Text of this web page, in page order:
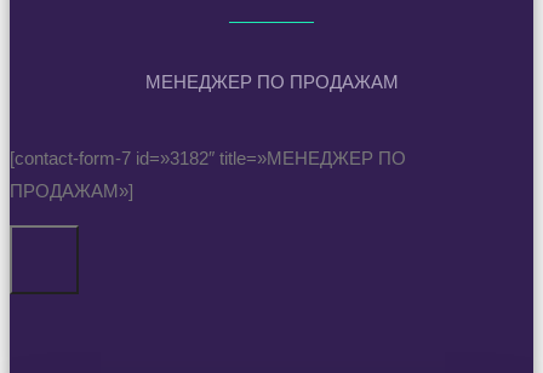
МЕНЕДЖЕР ПО ПРОДАЖАМ
[contact-form-7 id=»3182″ title=»МЕНЕДЖЕР ПО
ПРОДАЖАМ»]